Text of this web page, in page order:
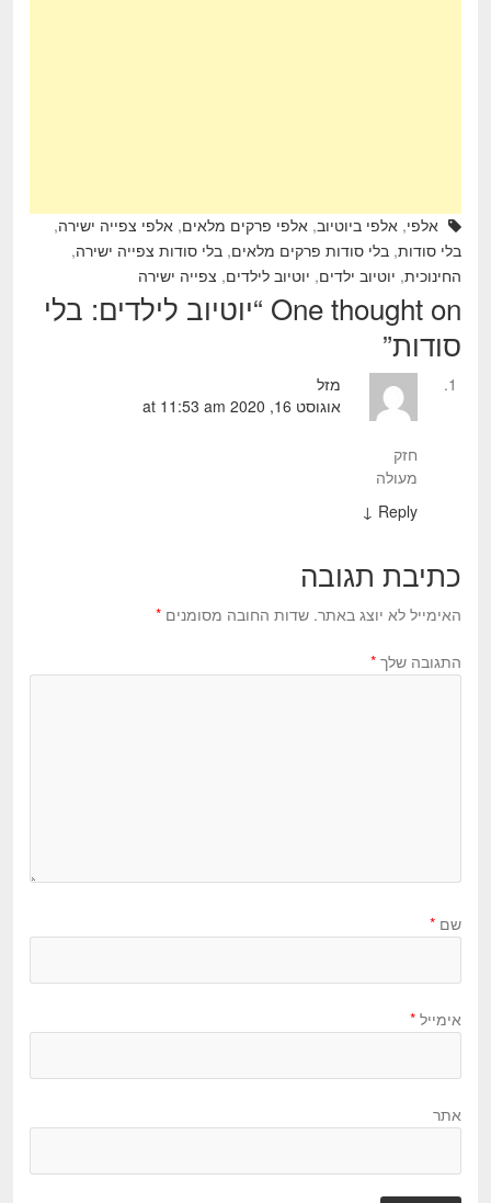
אלפי, אלפי ביוטיוב, אלפי פרקים מלאים, אלפי צפייה ישירה,
בלי סודות, בלי סודות פרקים מלאים, בלי סודות צפייה ישירה,
החינוכית, יוטיוב ילדים, יוטיוב לילדים, צפייה ישירה
One thought on “ יוטיוב לילדים: בלי
סודות”
מזל
אוגוסט 16, 2020 at 11:53 am
חזק
מעולה
Reply
↓
כתיבת תגובה
האימייל לא יוצג באתר. שדות החובה מסומנים *
התגובה שלך *
שם *
אימייל *
אתר